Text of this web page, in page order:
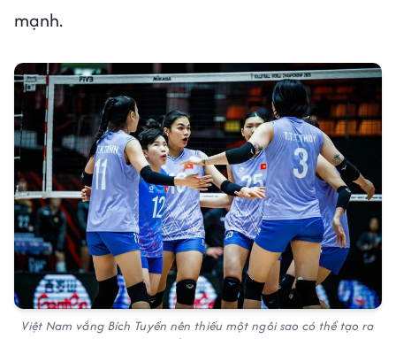
mạnh.
Việt Nam vắng Bích Tuyền nên thiếu một ngôi sao có thể tạo ra